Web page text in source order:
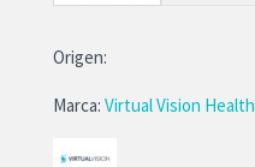
Origen:
Marca: Virtual Vision Health